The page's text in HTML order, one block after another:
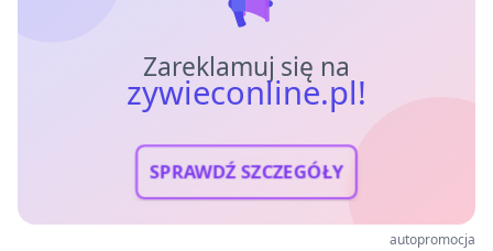
Zareklamuj się na
zywieconline.pl!
SPRAWDŹ SZCZEGÓŁY
autopromocja